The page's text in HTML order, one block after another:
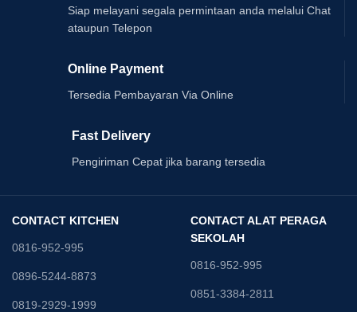
Siap melayani segala permintaan anda melalui Chat
ataupun Telepon
Online Payment
Tersedia Pembayaran Via Online
Fast Delivery
Pengiriman Cepat jika barang tersedia
CONTACT KITCHEN
0816-952-995
0896-5244-8873
0819-2929-1999
CONTACT ALAT PERAGA
SEKOLAH
0816-952-995
0851-3384-2811